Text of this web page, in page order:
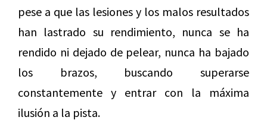
pese a que las lesiones y los malos resultados
han lastrado su rendimiento, nunca se ha
rendido ni dejado de pelear, nunca ha bajado
los brazos, buscando superarse
constantemente y entrar con la máxima
ilusión a la pista.